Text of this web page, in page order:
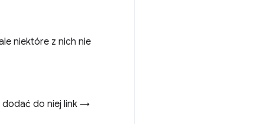
niektóre z nich nie
dodać do niej link →